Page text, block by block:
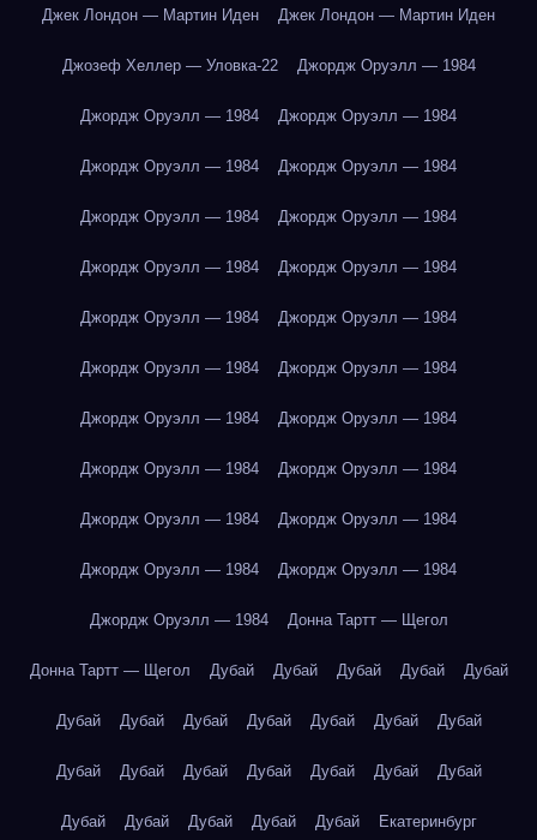
Джек Лондон — Мартин Иден Джек Лондон — Мартин Иден
Джозеф Хеллер — Уловка-22 Джордж Оруэлл — 1984
Джордж Оруэлл — 1984 Джордж Оруэлл — 1984
Джордж Оруэлл — 1984 Джордж Оруэлл — 1984
Джордж Оруэлл — 1984 Джордж Оруэлл — 1984
Джордж Оруэлл — 1984 Джордж Оруэлл — 1984
Джордж Оруэлл — 1984 Джордж Оруэлл — 1984
Джордж Оруэлл — 1984 Джордж Оруэлл — 1984
Джордж Оруэлл — 1984 Джордж Оруэлл — 1984
Джордж Оруэлл — 1984 Джордж Оруэлл — 1984
Джордж Оруэлл — 1984 Джордж Оруэлл — 1984
Джордж Оруэлл — 1984 Джордж Оруэлл — 1984
Джордж Оруэлл — 1984 Донна Тартт — Щегол
Донна Тартт — Щегол Дубай Дубай Дубай Дубай Дубай
Дубай Дубай Дубай Дубай Дубай Дубай Дубай
Дубай Дубай Дубай Дубай Дубай Дубай Дубай
Дубай Дубай Дубай Дубай Дубай Екатеринбург